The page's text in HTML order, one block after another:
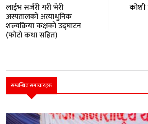
लाईभ सर्जरी गरी भेरी
अस्पतालको अत्याधुनिक
शल्यक्रिया कक्षको उद्घाटन
(फोटो कथा सहित)
कोशी
सम्बन्धित समाचारहरू